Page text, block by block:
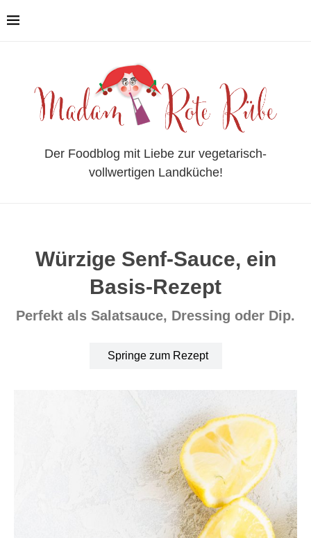
Der Foodblog mit Liebe zur vegetarisch-
vollwertigen Landküche!
Würzige Senf-Sauce, ein
Basis-Rezept
Perfekt als Salatsauce, Dressing oder Dip.
Springe zum Rezept